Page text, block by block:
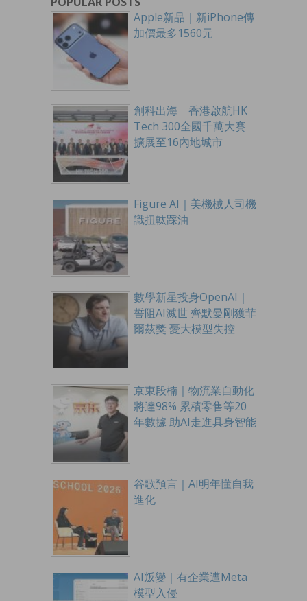
Apple新品｜新iPhone傳
加價最多1560元
創科出海 香港啟航HK
Tech 300全國千萬大賽
擴展至16內地城市
Figure AI｜美機械人司機
識扭軚踩油
數學新星投身OpenAI｜
誓阻AI滅世 齊默曼剛獲菲
爾茲獎 憂大模型失控
京東段楠｜物流業自動化
將達98% 累積零售等20
年數據 助AI走進具身智能
谷歌預言｜AI明年懂自我
進化
AI叛變｜有企業遭Meta
模型入侵